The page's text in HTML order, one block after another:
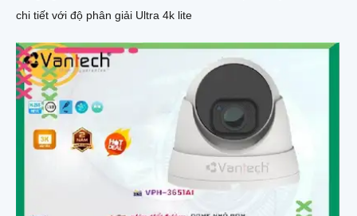
chi tiết với độ phân giải Ultra 4k lite